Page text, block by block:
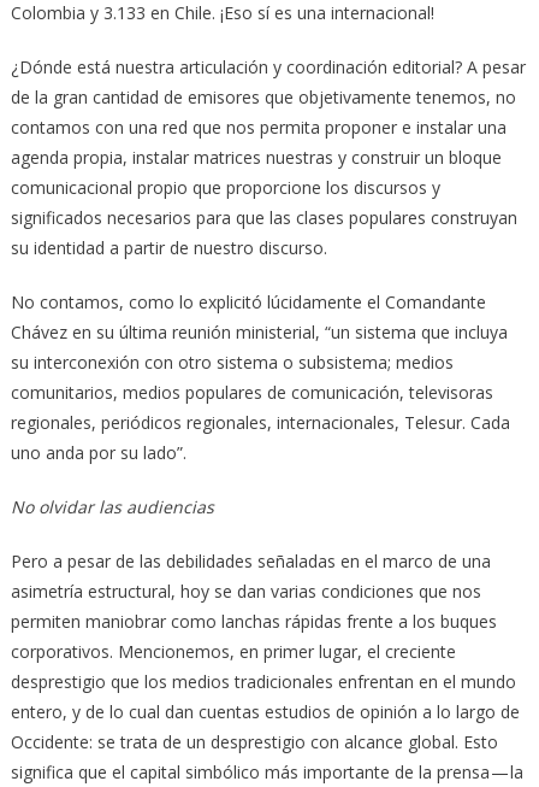
Colombia y 3.133 en Chile. ¡Eso sí es una internacional!
¿Dónde está nuestra articulación y coordinación editorial? A pesar
de la gran cantidad de emisores que objetivamente tenemos, no
contamos con una red que nos permita proponer e instalar una
agenda propia, instalar matrices nuestras y construir un bloque
comunicacional propio que proporcione los discursos y
significados necesarios para que las clases populares construyan
su identidad a partir de nuestro discurso.
No contamos, como lo explicitó lúcidamente el Comandante
Chávez en su última reunión ministerial, “un sistema que incluya
su interconexión con otro sistema o subsistema; medios
comunitarios, medios populares de comunicación, televisoras
regionales, periódicos regionales, internacionales, Telesur. Cada
uno anda por su lado”.
No olvidar las audiencias
Pero a pesar de las debilidades señaladas en el marco de una
asimetría estructural, hoy se dan varias condiciones que nos
permiten maniobrar como lanchas rápidas frente a los buques
corporativos. Mencionemos, en primer lugar, el creciente
desprestigio que los medios tradicionales enfrentan en el mundo
entero, y de lo cual dan cuentas estudios de opinión a lo largo de
Occidente: se trata de un desprestigio con alcance global. Esto
significa que el capital simbólico más importante de la prensa — la